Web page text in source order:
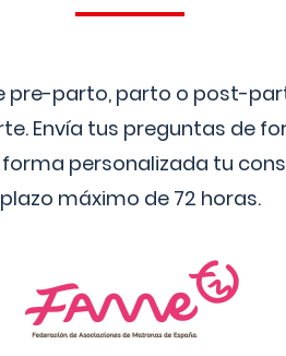
pre-parto, parto o post-
Envía tus preguntas de
personalizada tu
plazo máximo de 72 horas.